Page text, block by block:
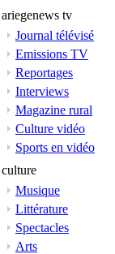
ariegenews tv
Journal télévisé
Emissions TV
Reportages
Interviews
Magazine rural
Culture vidéo
Sports en vidéo
culture
Musique
Littérature
Spectacles
Arts